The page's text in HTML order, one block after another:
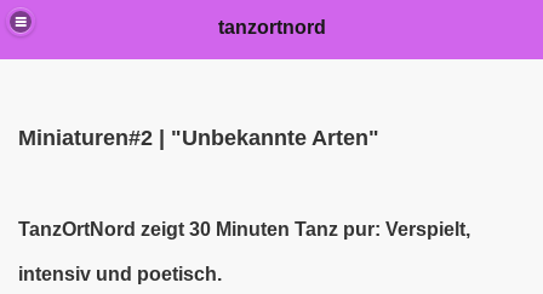
tanzortnord
Miniaturen#2 | "Unbekannte Arten"
TanzOrtNord zeigt 30 Minuten Tanz pur: Verspielt,
intensiv und poetisch.